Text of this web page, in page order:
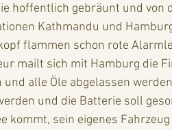
hoffentlich gebräunt und
Kathmandu und
flammen schon rote
mailt sich mit Hamburg die
und alle Öle abgelassen
und die Batterie soll
kommt, sein eigenes